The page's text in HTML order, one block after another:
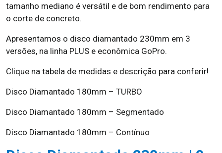
tamanho mediano é versátil e de bom rendimento para
o corte de concreto.
Apresentamos o disco diamantado 230mm em 3
versões, na linha PLUS e econômica GoPro.
Clique na tabela de medidas e descrição para conferir!
Disco Diamantado 180mm – TURBO
Disco Diamantado 180mm – Segmentado
Disco Diamantado 180mm – Contínuo